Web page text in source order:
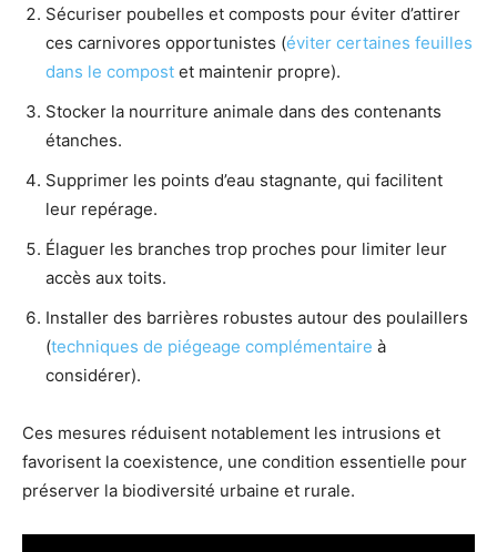
Sécuriser poubelles et composts pour éviter d’attirer
ces carnivores opportunistes (éviter certaines feuilles
dans le compost et maintenir propre).
Stocker la nourriture animale dans des contenants
étanches.
Supprimer les points d’eau stagnante, qui facilitent
leur repérage.
Élaguer les branches trop proches pour limiter leur
accès aux toits.
Installer des barrières robustes autour des poulaillers
(techniques de piégeage complémentaire à
considérer).
Ces mesures réduisent notablement les intrusions et
favorisent la coexistence, une condition essentielle pour
préserver la biodiversité urbaine et rurale.